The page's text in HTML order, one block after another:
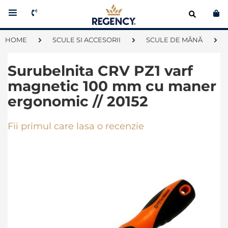
HOME SCULE SI ACCESORII SCULE DE MÂNĂ
Surubelnita CRV PZ1 varf
magnetic 100 mm cu maner
ergonomic // 20152
Fii primul care lasa o recenzie